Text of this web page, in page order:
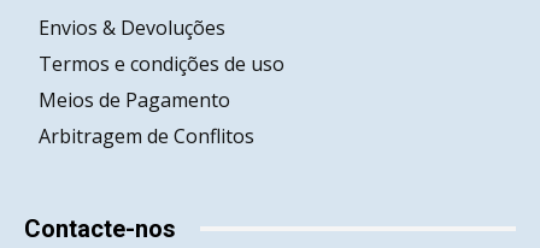
Envios & Devoluções
Termos e condições de uso
Meios de Pagamento
Arbitragem de Conflitos
Contacte-nos